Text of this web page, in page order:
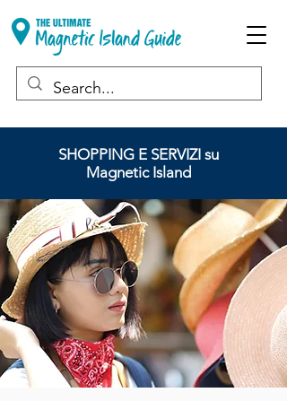
SHOPPING E SERVIZI su
Magnetic Island